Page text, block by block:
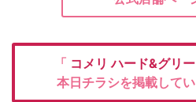
「 コメリハード&グリ
本日チラシを掲載して